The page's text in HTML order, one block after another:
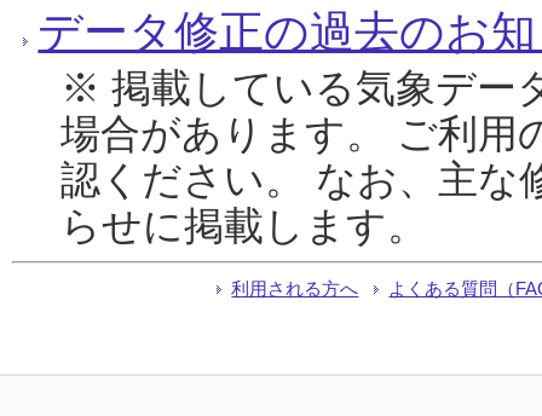
データ修正の過去のお
※ 掲載している気象デー
場合があります。 ご利用
認ください。 なお、主な
らせに掲載します。
利用される方へ よくある質問（